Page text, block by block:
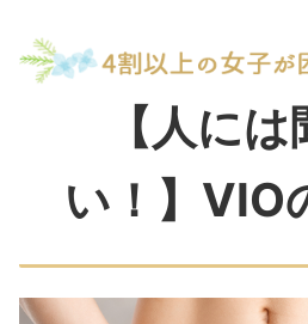
【人に
い！】VIO